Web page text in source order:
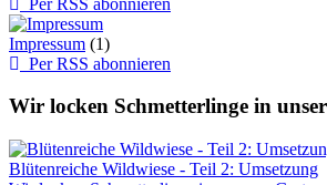
Impressum (1)
Per RSS abonnieren
Wir locken Schmetterlinge in
Blütenreiche Wildwiese - Teil 2: Umsetzung